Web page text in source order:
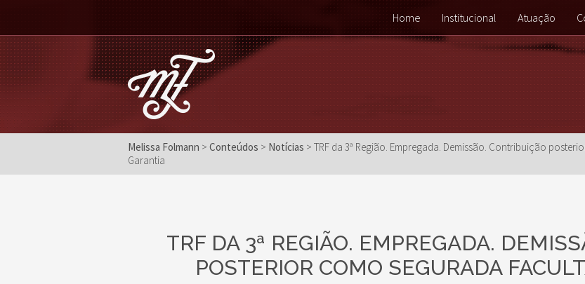
Home Institucional Atuação
Melissa Folmann > Conteúdos > Notícias > TRF da 3ª Região. Empregada. Demissão. Contribuição
Garantia
TRF DA 3ª REGIÃO. EMPREGADA.
POSTERIOR COMO SEGURADA